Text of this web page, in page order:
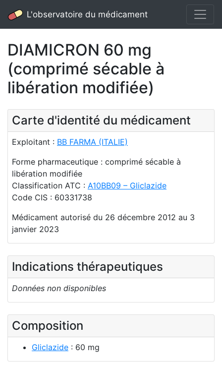
L'observatoire du médicament
DIAMICRON 60 mg
(comprimé sécable à
libération modifiée)
Carte d'identité du médicament
Exploitant : BB FARMA (ITALIE)
Forme pharmaceutique : comprimé sécable à
libération modifiée
Classification ATC : A10BB09 – Gliclazide
Code CIS : 60331738
Médicament autorisé du 26 décembre 2012 au 3
janvier 2023
Indications thérapeutiques
Données non disponibles
Composition
Gliclazide : 60 mg